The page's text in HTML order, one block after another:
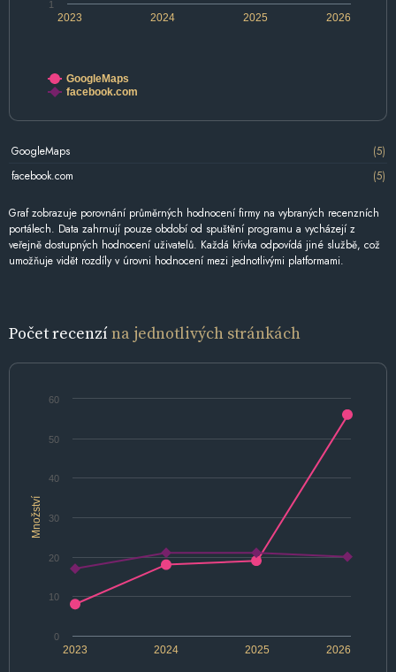
2024 2026
2023 2025
1
GoogleMaps
facebook.com
GoogleMaps
(5)
facebook.com
(5)
Graf zobrazuje porovnání průměrných hodnocení firmy na vybraných recenzních
portálech. Data zahrnují pouze období od spuštění programu a vycházejí z
veřejně dostupných hodnocení uživatelů. Každá křivka odpovídá jiné službě, což
umožňuje vidět rozdíly v úrovni hodnocení mezi jednotlivými platformami.
Počet recenzína jednotlivých stránkách
Množství
2024 2026
2023 2025
0
10
20
30
40
50
60